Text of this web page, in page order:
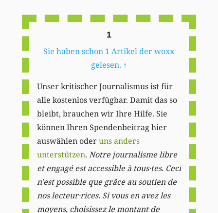
1
Sie haben schon 1 Artikel der woxx
gelesen. ↑
Unser kritischer Journalismus ist für
alle kostenlos verfügbar. Damit das so
bleibt, brauchen wir Ihre Hilfe. Sie
können Ihren Spendenbeitrag hier
auswählen oderuns anders
unterstützen. Notre journalisme libre
et engagé est accessible à tous·tes. Ceci
n'est possible que grâce au soutien de
nos lecteur·rices. Si vous en avez les
moyens, choisissez le montant de